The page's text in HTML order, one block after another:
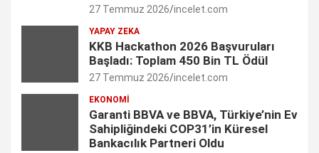
d
n
e
r
b
C
a
n
27 Temmuz 2026 incelet.com
YAPAY ZEKA
KKB Hackathon 2026 Başvuruları
Başladı: Toplam 450 Bin TL Ödül
27 Temmuz 2026 incelet.com
EKONOMI
Garanti BBVA ve BBVA, Türkiye’nin Ev
Sahipliğindeki COP31’in Küresel
Bankacılık Partneri Oldu